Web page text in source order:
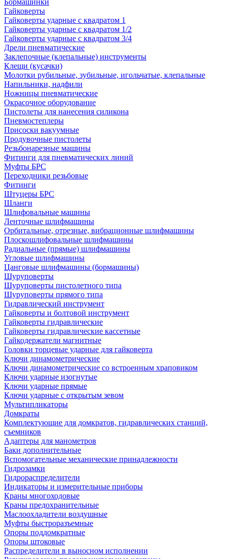
Бормашинки
Гайковерты
Гайковерты ударные с квадратом 1
Гайковерты ударные с квадратом 1/2
Гайковерты ударные с квадратом 3/4
Дрели пневматические
Заклепочные (клепальные) инструменты
Клещи (кусачки)
Молотки рубильные, зубильные, игольчатые, клепальные
Напильники, надфили
Ножницы пневматические
Окрасочное оборудование
Пистолеты для нанесения силикона
Пневмостеплеры
Присоски вакуумные
Продувочные пистолеты
Резьбонарезные машины
Фитинги для пневматических линий
Муфты БРС
Переходники резьбовые
Фитинги
Штуцеры БРС
Шланги
Шлифовальные машины
Ленточные шлифмашины
Орбитальные, отрезные, вибрационные шлифмашины
Плоскошлифовальные шлифмашины
Радиальные (прямые) шлифмашины
Угловые шлифмашины
Цанговые шлифмашины (бормашины)
Шуруповерты
Шуруповерты пистолетного типа
Шуруповерты прямого типа
Гидравлический инструмент
Гайковерты и болтовой инструмент
Гайковерты гидравлические
Гайковерты гидравлические кассетные
Гайкодержатели магнитные
Головки торцевые ударные для гайковерта
Ключи динамометрические
Ключи динамометрические со встроенным храповиком
Ключи ударные изогнутые
Ключи ударные прямые
Ключи ударные с открытым зевом
Мультипликаторы
Домкраты
Комплектующие для домкратов, гидравлических станций,
съемников
Адаптеры для манометров
Баки дополнительные
Вспомогательные механические принадлежности
Гидрозамки
Гидрораспределители
Индикаторы и измерительные приборы
Краны многоходовые
Краны предохранительные
Маслоохладители воздушные
Муфты быстроразъемные
Опоры поддомкратные
Опоры штоковые
Распределители в выносном исполнении